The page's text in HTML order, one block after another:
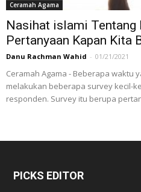
Ceramah Agama
Nasihat islami Tentang
Pertanyaan Kapan Kita
Danu Rachman Wahid - 01/21/2021
Ceramah Agama - Beberapa waktu
melakukan beberapa survey kecil-
responden. Survey itu berupa
PICKS EDITOR